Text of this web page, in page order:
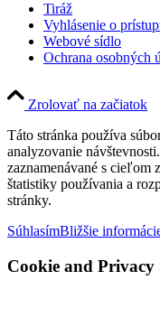
Tiráž
Vyhlásenie o
Webové sídlo
Ochrana osobných
Zrolovať na začiatok
Táto stránka používa
analyzovanie
zaznamenávané s
štatistiky používania a
stránky.
SúhlasímBližšie
Cookie and Privacy